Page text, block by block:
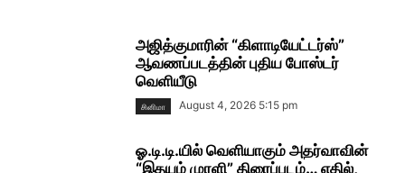
அஜித்குமாரின் “கிளாடியேட்டர்ஸ்”
ஆவணப்படத்தின் புதிய போஸ்டர்
வெளியீடு
சினிமா August 4, 2026 5:15 pm
ஓ.டி.டி.யில் வெளியாகும் அதர்வாவின்
“இதயம் முரளி” திரைப்படம்… எதில்,